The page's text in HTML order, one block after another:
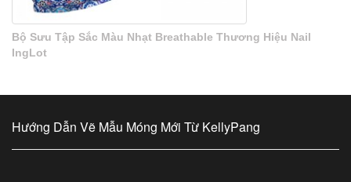
Bộ Sưu Tập Sắc Màu Nhạt Breathable Thương Hiệu Nail
IngLot
Hướng Dẫn Vẽ Mẫu Móng Mới Từ KellyPang